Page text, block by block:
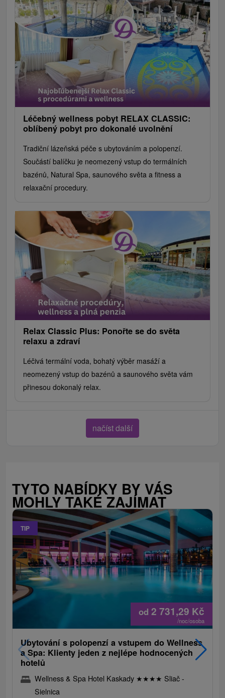
Léčebný wellness pobyt RELAX CLASSIC:
oblíbený pobyt pro dokonalé uvolnění
Tradiční lázeňská péče s ubytováním a polopenzí.
Součástí balíčku je neomezený vstup do termálních
bazénů, Natural Spa, saunového světa a fitness a
relaxační procedury.
Relax Classic Plus: Ponořte se do světa
relaxu a zdraví
Léčivá termální voda, bohatý výběr masáží a
neomezený vstup do bazénů a saunového světa vám
přinesou dokonalý relax.
načíst další
TYTO NABÍDKY BY VÁS
MOHLY TAKÉ ZAJÍMAT
TIP
od 2 731,29 Kč
/noc/osoba
Ubytování s polopenzí a vstupem do Wellness
a Spa: Klienty jeden z nejlépe hodnocených
hotelů
Wellness & Spa Hotel Kaskady ★★★★ Sliač -
Sielnica